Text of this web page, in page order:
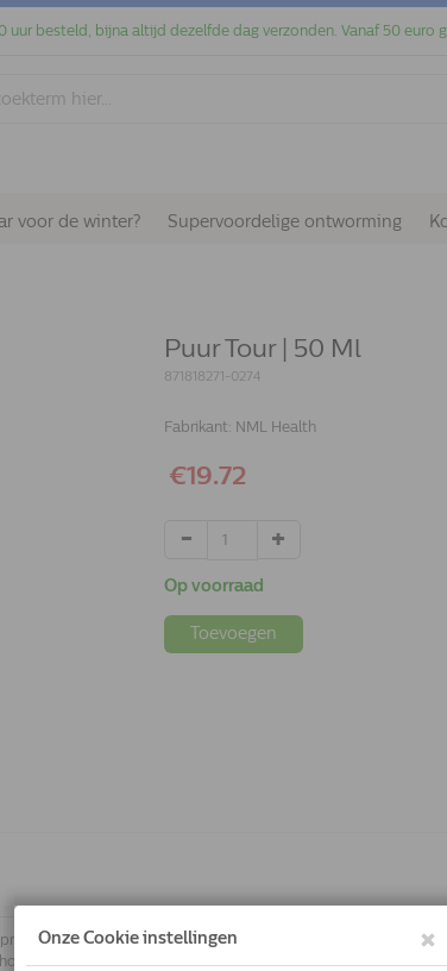
uur besteld, bijna altijd dezelfde dag verzonden. Vanaf 50 euro
voor de winter? Supervoordelige ontworming
Puur Tour | 50 Ml
871818271-0274
Fabrikant: NML Health
€19.72
Op voorraad
Toevoegen
is van onrust tijdens reizen
Voor een optimaal effect